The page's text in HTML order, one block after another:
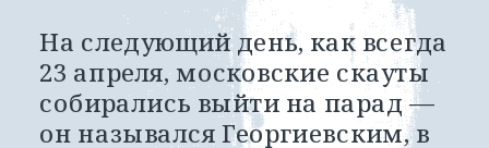
На следующий день, как всегда
23 апреля, московские скауты
собирались выйти на парад —
он назывался Георгиевским, в